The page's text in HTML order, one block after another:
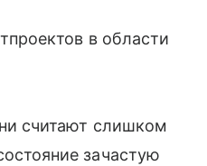
в области
считают слишком
зачастую